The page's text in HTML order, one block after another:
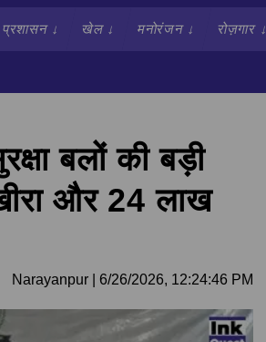
प्रशासन↓ खेल↓ मनोरंजन↓ रोज़गार↓
बलों की बड़ी
और 24 लाख
Narayanpur 6/26/2026, 12:24:46 PM